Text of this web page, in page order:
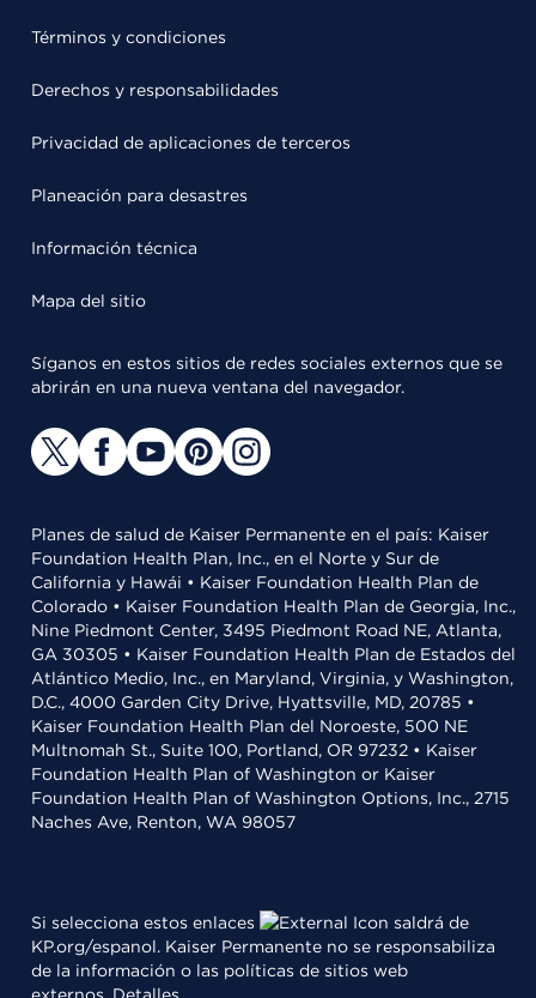
Términos y condiciones
Derechos y responsabilidades
Privacidad de aplicaciones de terceros
Planeación para desastres
Información técnica
Mapa del sitio
Síganos en estos sitios de redes sociales externos que se
abrirán en una nueva ventana del navegador.
Planes de salud de Kaiser Permanente en el país: Kaiser
Foundation Health Plan, Inc., en el Norte y Sur de
California y Hawái • Kaiser Foundation Health Plan de
Colorado • Kaiser Foundation Health Plan de Georgia, Inc.,
Nine Piedmont Center, 3495 Piedmont Road NE, Atlanta,
GA 30305 • Kaiser Foundation Health Plan de Estados del
Atlántico Medio, Inc., en Maryland, Virginia, y Washington,
D.C., 4000 Garden City Drive, Hyattsville, MD, 20785 •
Kaiser Foundation Health Plan del Noroeste, 500 NE
Multnomah St., Suite 100, Portland, OR 97232 • Kaiser
Foundation Health Plan of Washington or Kaiser
Foundation Health Plan of Washington Options, Inc., 2715
Naches Ave, Renton, WA 98057
Si selecciona estos enlaces
saldrá de
KP.org/espanol. Kaiser Permanente no se responsabiliza
de la información o las políticas de sitios web